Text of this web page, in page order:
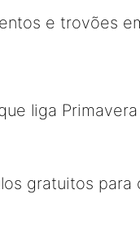
e trovões
liga
gratuitos